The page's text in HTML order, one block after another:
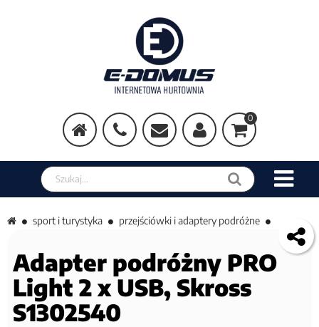
0
Szukaj w sklepie
sport i turystyka przejściówki i adaptery podróżne
Adapter podróżny PRO
Light 2 x USB, Skross
S1302540